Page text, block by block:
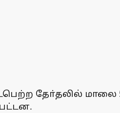
தோ்தலில்